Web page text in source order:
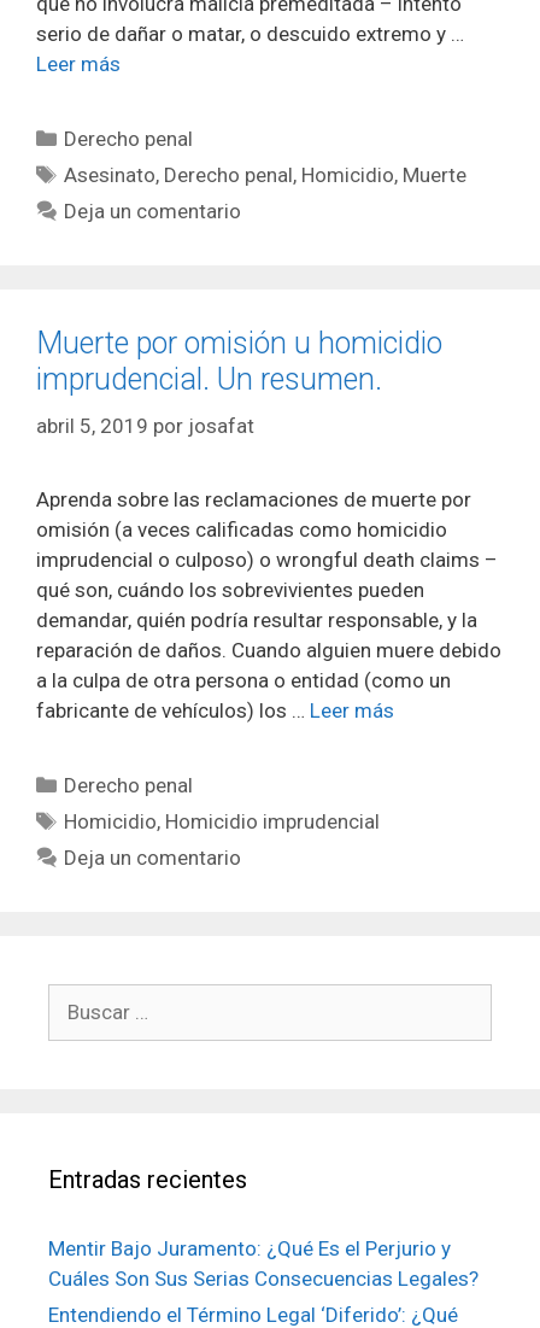
serio de dañar o matar, o descuido extremo y …
Leer más
Categorías
Derecho penal
Etiquetas
Asesinato, Derecho penal, Homicidio, Muerte
Deja un comentario
Muerte por omisión u homicidio
imprudencial. Un resumen.
abril 5, 2019 por josafat
Aprenda sobre las reclamaciones de muerte por
omisión (a veces calificadas como homicidio
imprudencial o culposo) o wrongful death claims –
qué son, cuándo los sobrevivientes pueden
demandar, quién podría resultar responsable, y la
reparación de daños. Cuando alguien muere debido
a la culpa de otra persona o entidad (como un
fabricante de vehículos) los … Leer más
Categorías
Derecho penal
Etiquetas
Homicidio, Homicidio imprudencial
Deja un comentario
Entradas recientes
Mentir Bajo Juramento: ¿Qué Es el Perjurio y
Cuáles Son Sus Serias Consecuencias Legales?
Entendiendo el Término Legal ‘Diferido’: ¿Qué